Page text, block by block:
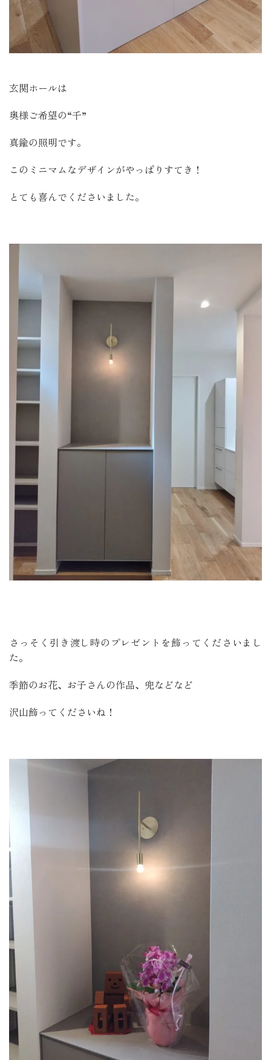
玄関ホールは
奥様ご希望の“千”
真鍮の照明です。
このミニマムなデザインがやっぱりすてき！
とても喜んでくださいました。
さっそく引き渡し時のプレゼントを飾ってくださいまし
た。
季節のお花、お子さんの作品、兜などなど
沢山飾ってくださいね！